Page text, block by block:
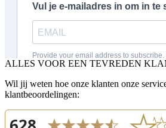
ALLES VOOR EEN TEVREDEN
Wil jij weten hoe onze klanten onze
klantbeoordelingen: